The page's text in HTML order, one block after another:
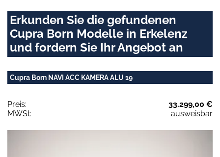
Erkunden Sie die gefundenen
Cupra Born Modelle in Erkelenz
und fordern Sie Ihr Angebot an
Cupra Born NAVI ACC KAMERA ALU 19
Preis:
33.299,00 €
MWSt:
ausweisbar